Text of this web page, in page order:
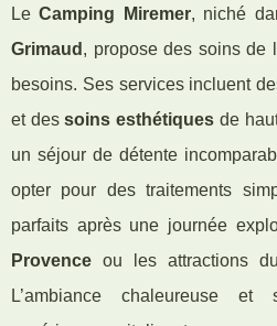
LeCamping Miremer, niché
Grimaud , propose des soins de
besoins. Ses services incluent
et dessoins esthétiques de
un séjour de détente
opter pour des traitements
parfaits après une journée
Provence ou les attractions
L’ambiance chaleureuse et